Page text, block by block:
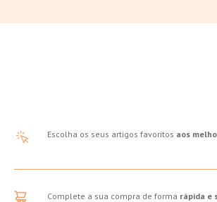
Escolha os seus artigos favoritos aos
Complete a sua compra de forma rápida e